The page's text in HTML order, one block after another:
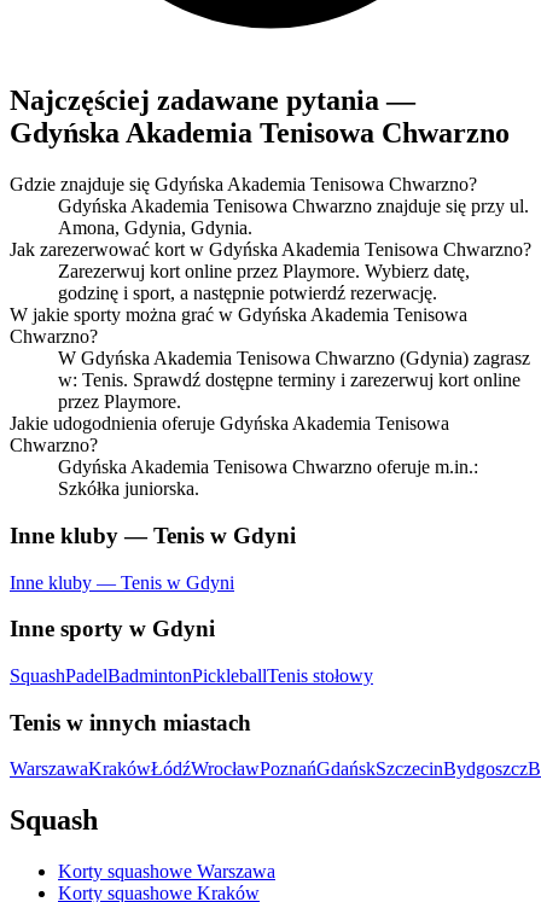
Najczęściej zadawane pytania —
Gdyńska Akademia Tenisowa Chwarzno
Gdzie znajduje się Gdyńska Akademia Tenisowa Chwarzno?
Gdyńska Akademia Tenisowa Chwarzno znajduje się przy ul.
Amona, Gdynia, Gdynia.
Jak zarezerwować kort w Gdyńska Akademia Tenisowa Chwarzno?
Zarezerwuj kort online przez Playmore. Wybierz datę,
godzinę i sport, a następnie potwierdź rezerwację.
W jakie sporty można grać w Gdyńska Akademia Tenisowa
Chwarzno?
W Gdyńska Akademia Tenisowa Chwarzno (Gdynia) zagrasz
w: Tenis. Sprawdź dostępne terminy i zarezerwuj kort online
przez Playmore.
Jakie udogodnienia oferuje Gdyńska Akademia Tenisowa
Chwarzno?
Gdyńska Akademia Tenisowa Chwarzno oferuje m.in.:
Szkółka juniorska.
Inne kluby — Tenis w Gdyni
Inne kluby — Tenis w Gdyni
Inne sporty w Gdyni
SquashPadelBadmintonPickleballTenis stołowy
Tenis w innych miastach
WarszawaKrakówŁódźWrocławPoznańGdańskSzczecinBydgoszcz
Squash
Korty squashowe Warszawa
Korty squashowe Kraków